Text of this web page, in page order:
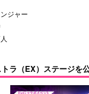
ジャー
ラ（EX）ステージを